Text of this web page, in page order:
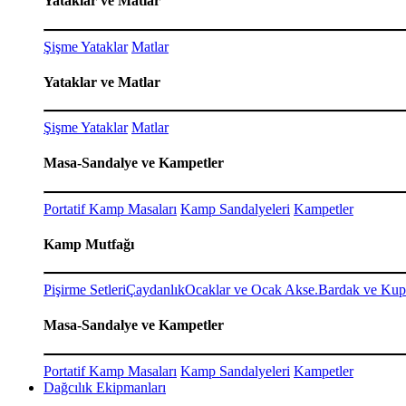
Şişme Yataklar Matlar
Yataklar ve Matlar
Şişme Yataklar Matlar
Masa-Sandalye ve Kampetler
Portatif Kamp Masaları Kamp Sandalyeleri Kampetler
Kamp Mutfağı
Pişirme SetleriÇaydanlıkOcaklar ve Ocak Akse.Bardak ve
Masa-Sandalye ve Kampetler
Portatif Kamp Masaları Kamp Sandalyeleri Kampetler
Dağcılık Ekipmanları